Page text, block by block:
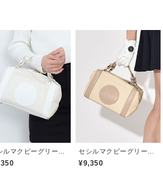
¥9,350